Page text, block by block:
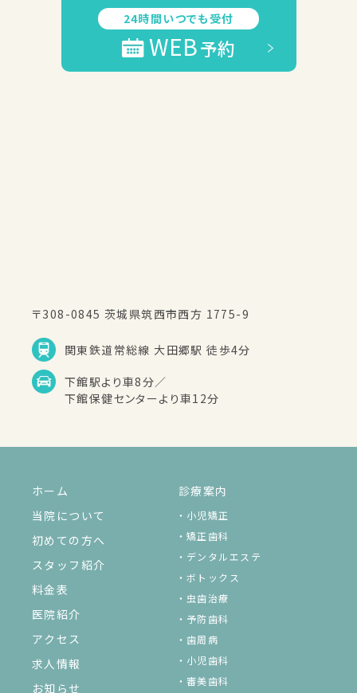
24時間いつでも受付
WEB予約
〒308-0845 茨城県筑西市西方 1775-9
関東鉄道常総線 大田郷駅 徒歩4分
下館駅より車8分／
下館保健センターより車12分
ホーム
当院について
初めての方へ
スタッフ紹介
料金表
医院紹介
アクセス
求人情報
お知らせ
診療案内
小児矯正
矯正歯科
デンタルエステ
ボトックス
虫歯治療
予防歯科
歯周病
小児歯科
審美歯科